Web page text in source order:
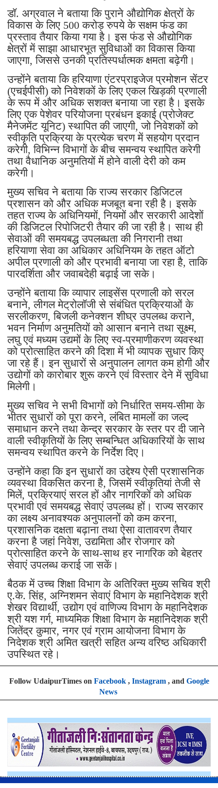
डॉ. अग्रवाल ने बताया कि पुराने औद्योगिक क्षेत्रों के
विकास के लिए 500 करोड़ रुपये के सक्षम फंड का
प्रस्ताव तैयार किया गया है। इस फंड से औद्योगिक
क्षेत्रों में साझा आधारभूत सुविधाओं का विकास किया
जाएगा, जिससे उनकी प्रतिस्पर्धात्मक क्षमता बढ़ेगी।
उन्होंने बताया कि हरियाणा एंटरप्राइजेज प्रमोशन सेंटर
(एचईपीसी) को निवेशकों के लिए एकल खिड़की प्रणाली
के रूप में और अधिक सशक्त बनाया जा रहा है। इसके
लिए एक पेशेवर परियोजना प्रबंधन इकाई (प्रोजेक्ट
मैनेजमेंट यूनिट) स्थापित की जाएगी, जो निवेशकों को
स्वीकृति प्रक्रिया के प्रत्येक चरण में सहयोग प्रदान
करेगी, विभिन्न विभागों के बीच समन्वय स्थापित करेगी
तथा वैधानिक अनुमतियों में होने वाली देरी को कम
करेगी।
मुख्य सचिव ने बताया कि राज्य सरकार डिजिटल
प्रशासन को और अधिक मजबूत बना रही है। इसके
तहत राज्य के अधिनियमों, नियमों और सरकारी आदेशों
की डिजिटल रिपोजिटरी तैयार की जा रही है। साथ ही
सेवाओं की समयबद्ध उपलब्धता की निगरानी तथा
हरियाणा सेवा का अधिकार अधिनियम के तहत ऑटो
अपील प्रणाली को और प्रभावी बनाया जा रहा है, ताकि
पारदर्शिता और जवाबदेही बढ़ाई जा सके।
उन्होंने बताया कि व्यापार लाइसेंस प्रणाली को सरल
बनाने, लीगल मेट्रोलॉजी से संबंधित प्रक्रियाओं के
सरलीकरण, बिजली कनेक्शन शीघ्र उपलब्ध कराने,
भवन निर्माण अनुमतियों को आसान बनाने तथा सूक्ष्म,
लघु एवं मध्यम उद्यमों के लिए स्व-प्रमाणीकरण व्यवस्था
को प्रोत्साहित करने की दिशा में भी व्यापक सुधार किए
जा रहे हैं। इन सुधारों से अनुपालन लागत कम होगी और
उद्योगों को कारोबार शुरू करने एवं विस्तार देने में सुविधा
मिलेगी।
मुख्य सचिव ने सभी विभागों को निर्धारित समय-सीमा के
भीतर सुधारों को पूरा करने, लंबित मामलों का जल्द
समाधान करने तथा केन्द्र सरकार के स्तर पर दी जाने
वाली स्वीकृतियों के लिए सम्बन्धित अधिकारियों के साथ
समन्वय स्थापित करने के निर्देश दिए।
उन्होंने कहा कि इन सुधारों का उद्देश्य ऐसी प्रशासनिक
व्यवस्था विकसित करना है, जिसमें स्वीकृतियां तेजी से
मिलें, प्रक्रियाएं सरल हों और नागरिकों को अधिक
प्रभावी एवं समयबद्ध सेवाएं उपलब्ध हों। राज्य सरकार
का लक्ष्य अनावश्यक अनुपालनों को कम करना,
प्रशासनिक दक्षता बढ़ाना तथा ऐसा वातावरण तैयार
करना है जहां निवेश, उद्यमिता और रोजगार को
प्रोत्साहित करने के साथ-साथ हर नागरिक को बेहतर
सेवाएं उपलब्ध कराई जा सकें।
बैठक में उच्च शिक्षा विभाग के अतिरिक्त मुख्य सचिव श्री
ए.के. सिंह, अग्निशमन सेवाएं विभाग के महानिदेशक श्री
शेखर विद्यार्थी, उद्योग एवं वाणिज्य विभाग के महानिदेशक
श्री यश गर्ग, माध्यमिक शिक्षा विभाग के महानिदेशक श्री
जितेंद्र कुमार, नगर एवं ग्राम आयोजना विभाग के
निदेशक श्री अमित खत्री सहित अन्य वरिष्ठ अधिकारी
उपस्थित रहे।
Follow UdaipurTimes on Facebook, Instagram, and Google
News